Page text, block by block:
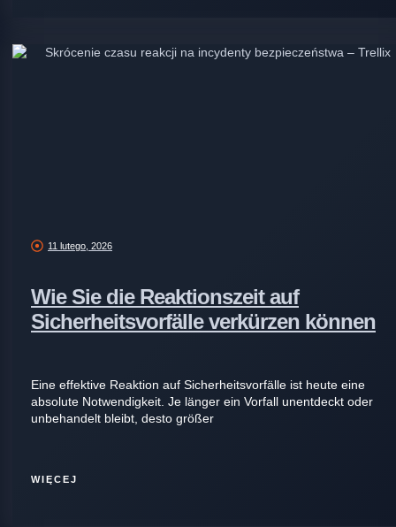
11 lutego, 2026
Wie Sie die Reaktionszeit auf
Sicherheitsvorfälle verkürzen können
Eine effektive Reaktion auf Sicherheitsvorfälle ist heute eine
absolute Notwendigkeit. Je länger ein Vorfall unentdeckt oder
unbehandelt bleibt, desto größer
WIĘCEJ